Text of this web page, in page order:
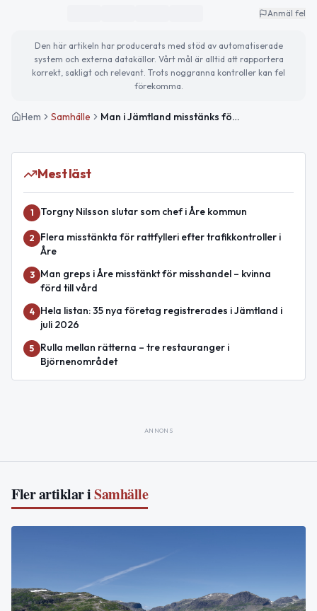
Anmäl fel
Den här artikeln har producerats med stöd av automatiserade
system och externa datakällor. Vårt mål är alltid att rapportera
korrekt, sakligt och relevant. Trots noggranna kontroller kan fel
förekomma.
Hem Samhälle Man i Jämtland misstänks för omfattande barnsexbrott
Mest läst
1 Torgny Nilsson slutar som chef i Åre kommun
2
Flera misstänkta för rattfylleri efter trafikkontroller i
Åre
3
Man greps i Åre misstänkt för misshandel – kvinna
förd till vård
4
Hela listan: 35 nya företag registrerades i Jämtland i
juli 2026
5
Rulla mellan rätterna – tre restauranger i
Björnenområdet
ANNONS
Fler artiklar iSamhälle